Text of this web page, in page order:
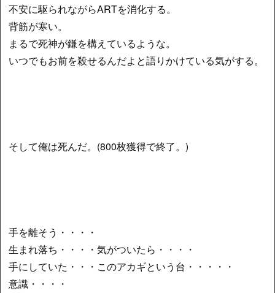
不安に駆られながらARTを消化する。
背筋が寒い。
まるで死神が鎌を構えているような。
いつでもお前を殺せるんだよと語りかけている気がする。
そして俺は死んだ。(800枚獲得で終了。)
手を離そう・・・・
生まれ落ち・・・・気がついたら・・・・
手にしていた・・・このアカギという台・・・・・
意識・・・・